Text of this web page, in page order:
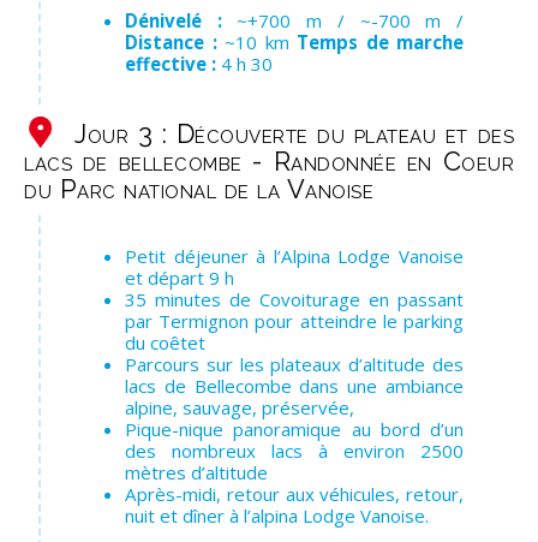
Dénivelé : ~+700 m / ~-700 m /
Distance : ~10 km Temps de marche
effective : 4 h 30
Jour 3 : Découverte du plateau et des
lacs de bellecombe - Randonnée en Coeur
du Parc national de la Vanoise
Petit déjeuner à l’Alpina Lodge Vanoise
et départ 9 h
35 minutes de Covoiturage en passant
par Termignon pour atteindre le parking
du coêtet
Parcours sur les plateaux d’altitude des
lacs de Bellecombe dans une ambiance
alpine, sauvage, préservée,
Pique-nique panoramique au bord d’un
des nombreux lacs à environ 2500
mètres d’altitude
Après-midi, retour aux véhicules, retour,
nuit et dîner à l’alpina Lodge Vanoise.